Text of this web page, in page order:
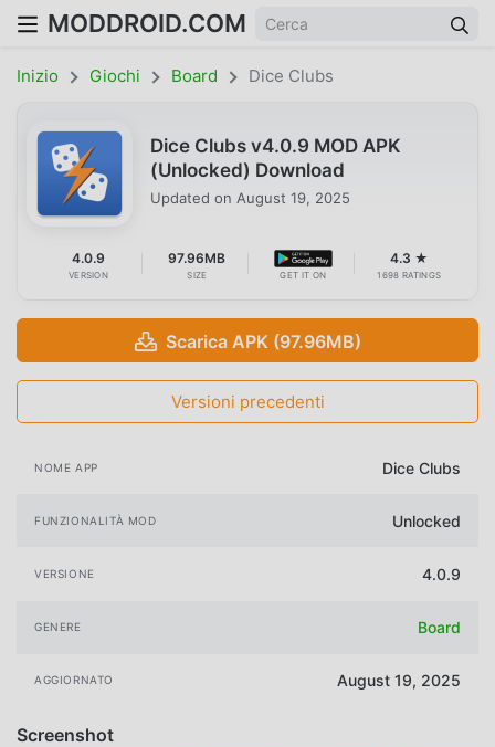
MODDROID.COM
Inizio Giochi Board Dice Clubs
Dice Clubs v4.0.9 MOD APK
(Unlocked) Download
Updated on August 19, 2025
4.0.9
VERSION
97.96MB
SIZE GET IT ON
4.3 ★
1698 RATINGS
Scarica APK (97.96MB)
Versioni precedenti
NOME APP Dice Clubs
FUNZIONALITÀ MOD Unlocked
VERSIONE 4.0.9
GENERE Board
AGGIORNATO August 19, 2025
Screenshot